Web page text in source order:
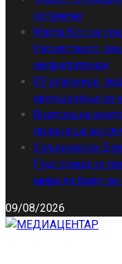
останеме
Марта Кос за
Насилството,
неприфатливи
ЕУ алармира:
нарушувања со
Внатрешна
полицајци за
Сиљановска-
Подгорица се
мора да биде по
09/08/2026